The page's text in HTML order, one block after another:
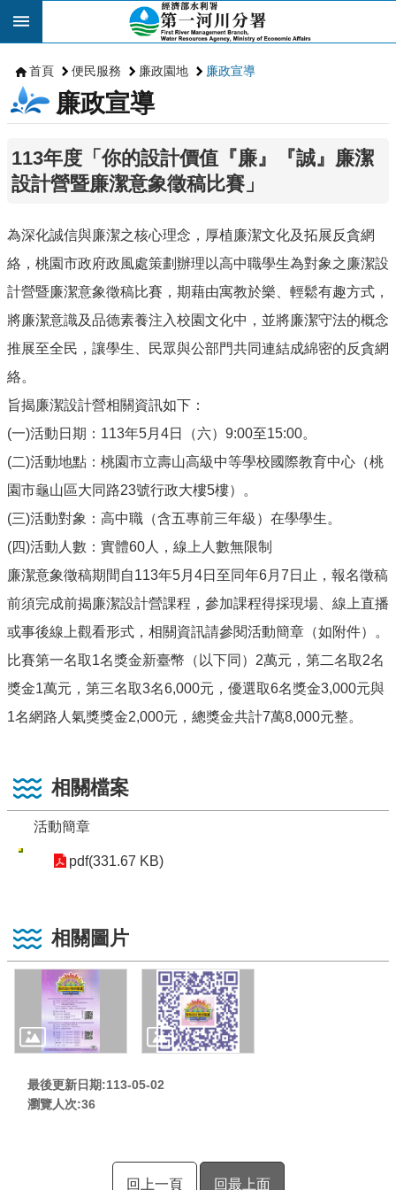
跳到主要內容區塊
首頁 便民服務 廉政園地 廉政宣導
廉政宣導
113年度「你的設計價值『廉』『誠』廉潔
設計營暨廉潔意象徵稿比賽」
為深化誠信與廉潔之核心理念，厚植廉潔文化及拓展反貪網
絡，桃園市政府政風處策劃辦理以高中職學生為對象之廉潔設
計營暨廉潔意象徵稿比賽，期藉由寓教於樂、輕鬆有趣方式，
將廉潔意識及品德素養注入校園文化中，並將廉潔守法的概念
推展至全民，讓學生、民眾與公部門共同連結成綿密的反貪網
絡。
旨揭廉潔設計營相關資訊如下：
(一)活動日期：113年5月4日（六）9:00至15:00。
(二)活動地點：桃園市立壽山高級中等學校國際教育中心（桃
園市龜山區大同路23號行政大樓5樓）。
(三)活動對象：高中職（含五專前三年級）在學學生。
(四)活動人數：實體60人，線上人數無限制
廉潔意象徵稿期間自113年5月4日至同年6月7日止，報名徵稿
前須完成前揭廉潔設計營課程，參加課程得採現場、線上直播
或事後線上觀看形式，相關資訊請參閱活動簡章（如附件）。
比賽第一名取1名獎金新臺幣（以下同）2萬元，第二名取2名
獎金1萬元，第三名取3名6,000元，優選取6名獎金3,000元與
1名網路人氣獎獎金2,000元，總獎金共計7萬8,000元整。
相關檔案
活動簡章
pdf(331.67 KB)
相關圖片
最後更新日期:113-05-02
瀏覽人次:36
回上一頁 回最上面